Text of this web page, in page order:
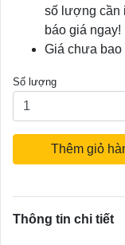
số lượng cần
báo giá ngay!
Giá chưa bao
Số lượng
Thêm giỏ
Thông tin chi tiết